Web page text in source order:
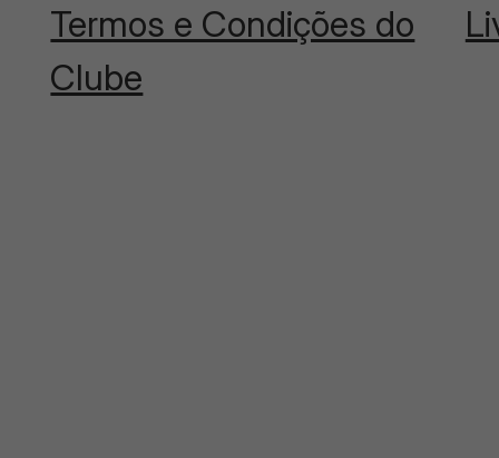
Termos e Condições do
Clube